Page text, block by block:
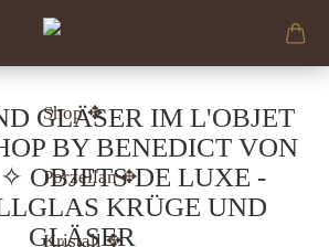
GLÄSER IM L'OBJET
BY BENEDICT VON
OBJETS DE LUXE -
KRÜGE UND
GLÄSER